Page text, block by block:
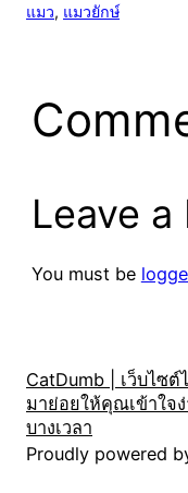
แมว, แมวยักษ์
Leave a
You must be
CatDumb | เว็บไซ
มาย่อยให้คุณเข้าใจ
บางเวลา
Proudly powered